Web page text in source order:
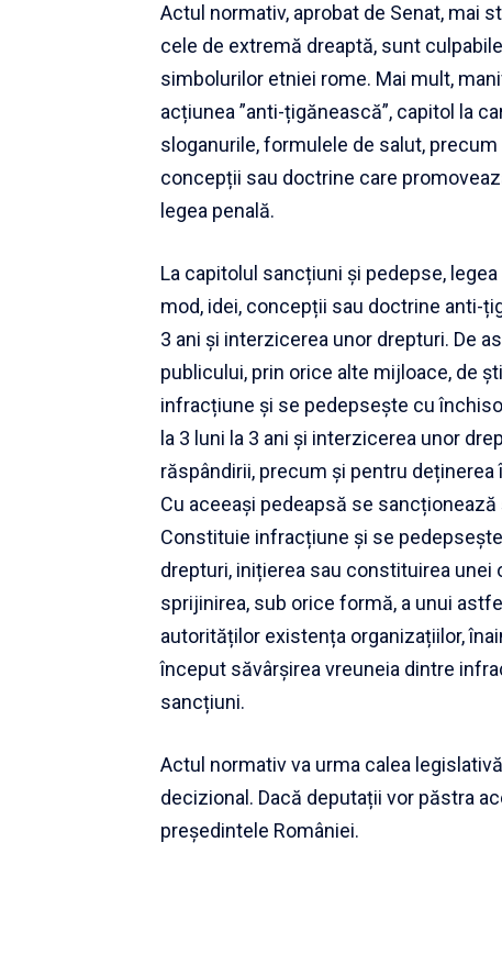
Actul normativ, aprobat de Senat, mai
cele de extremă dreaptă, sunt
simbolurilor etniei rome. Mai mult,
acțiunea ”anti-țigănească”, capitol la
sloganurile, formulele de salut,
concepții sau doctrine care
legea penală.
La capitolul sancțiuni și pedepse,
mod, idei, concepții sau doctrine anti-
3 ani și interzicerea unor drepturi. De
publicului, prin orice alte mijloace, de
infracțiune și se pedepsește cu
la 3 luni la 3 ani și interzicerea unor
răspândirii, precum și pentru
Cu aceeași pedeapsă se
Constituie infracțiune și se
drepturi, inițierea sau constituirea
sprijinirea, sub orice formă, a unui
autorităților existența organizațiilor,
început săvârșirea vreuneia dintre
sancțiuni.
Actul normativ va urma calea
decizional. Dacă deputații vor păstra
președintele României.